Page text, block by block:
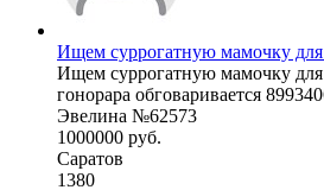
Ищем суррогатную мамочку для
Ищем суррогатную мамочку для
гонорара обговаривается
Эвелина №62573
1000000 руб.
Саратов
1380